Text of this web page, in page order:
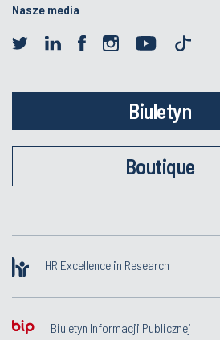
Nasze media
Biuletyn
Boutique
HR Excellence in Research
Biuletyn Informacji Publicznej